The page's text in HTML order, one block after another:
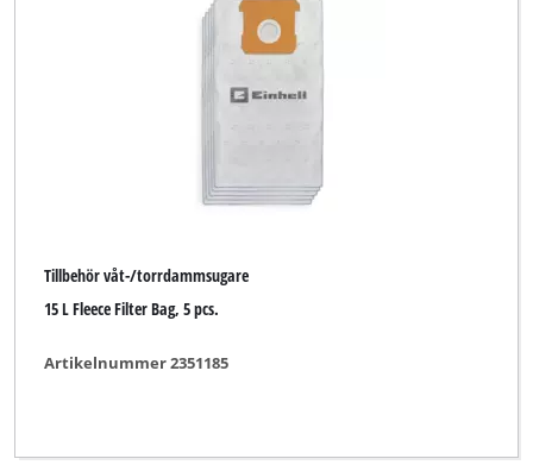
Tillbehör våt-/torrdammsugare
15 L Fleece Filter Bag, 5 pcs.
Artikelnummer 2351185